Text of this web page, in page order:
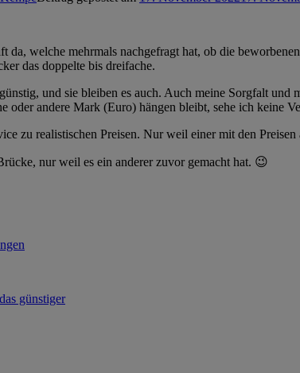
da, welche mehrmals nachgefragt hat, ob die
das doppelte bis dreifache.
und sie bleiben es auch. Auch meine Sorgfalt und
oder andere Mark (Euro) hängen bleibt, sehe ich keine
zu realistischen Preisen. Nur weil einer mit den
nur weil es ein anderer zuvor gemacht hat. 😉
günstiger